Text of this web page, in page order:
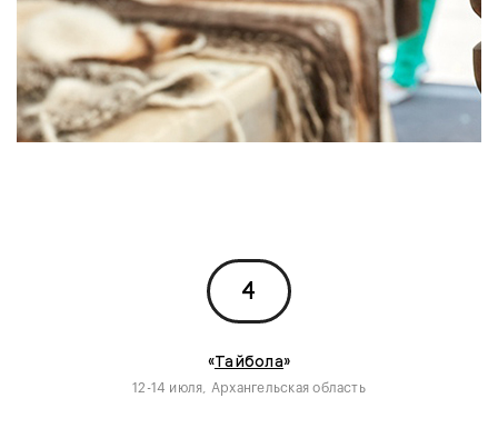
4
«Тайбола»
12-14 июля, Архангельская область